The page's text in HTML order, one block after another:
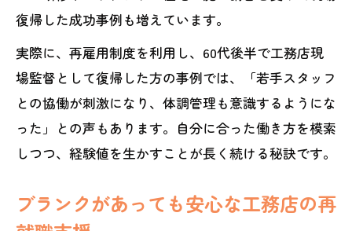
復帰した成功事例も増えています。
実際に、再雇用制度を利用し、60代後半で工務店現
場監督として復帰した方の事例では、「若手スタッフ
との協働が刺激になり、体調管理も意識するようにな
った」との声もあります。自分に合った働き方を模索
しつつ、経験値を生かすことが長く続ける秘訣です。
ブランクがあっても安心な工務店の再